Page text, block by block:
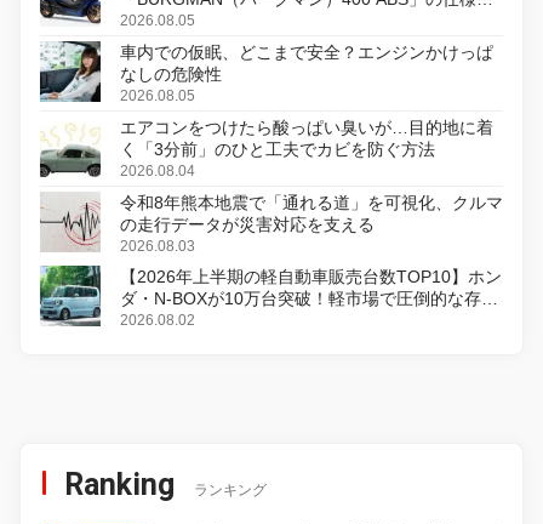
変更し、8月18日に発売
2026.08.05
車内での仮眠、どこまで安全？エンジンかけっぱ
なしの危険性
2026.08.05
エアコンをつけたら酸っぱい臭いが…目的地に着
く「3分前」のひと工夫でカビを防ぐ方法
2026.08.04
令和8年熊本地震で「通れる道」を可視化、クルマ
の走行データが災害対応を支える
2026.08.03
【2026年上半期の軽自動車販売台数TOP10】ホン
ダ・N-BOXが10万台突破！軽市場で圧倒的な存在
感
2026.08.02
Ranking ランキング